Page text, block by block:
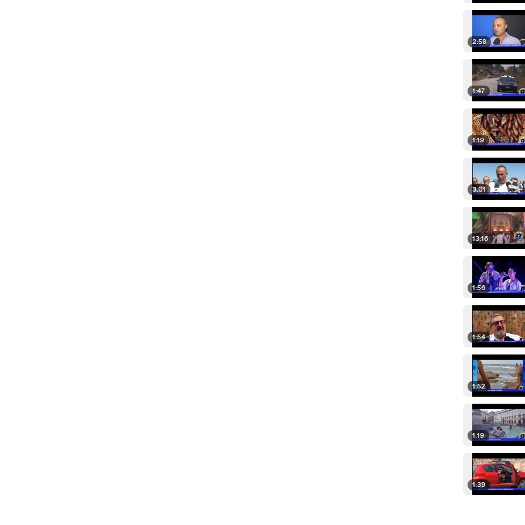
2:58
1:47
1:19
3:01
13:16
1:56
1:54
1:52
1:19
1:39